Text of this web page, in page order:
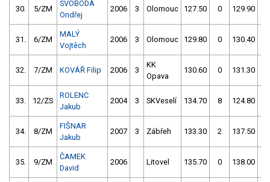
30. 5/ZM
SVOBODA
Ondřej
2006 3 Olomouc 127.50 0 129.90
31. 6/ZM
MALÝ
Vojtěch
2006 3 Olomouc 129.80 0 130.40
32. 7/ZM KOVÁŘ Filip 2006 3
KK
Opava
130.60 0 131.30
33. 12/ZS
ROLENC
Jakub
2004 3 SKVeselí 134.70 8 124.80
34. 8/ZM
FIŠNAR
Jakub
2007 3 Zábřeh 133.30 2 137.50
35. 9/ZM
ČAMEK
David
2006 Litovel 135.70 0 138.00